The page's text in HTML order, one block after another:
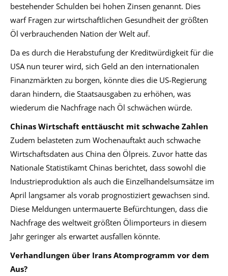
bestehender Schulden bei hohen Zinsen genannt. Dies
warf Fragen zur wirtschaftlichen Gesundheit der größten
Öl verbrauchenden Nation der Welt auf.
Da es durch die Herabstufung der Kreditwürdigkeit für die
USA nun teurer wird, sich Geld an den internationalen
Finanzmärkten zu borgen, könnte dies die US-Regierung
daran hindern, die Staatsausgaben zu erhöhen, was
wiederum die Nachfrage nach Öl schwächen würde.
Chinas Wirtschaft enttäuscht mit schwache Zahlen
Zudem belasteten zum Wochenauftakt auch schwache
Wirtschaftsdaten aus China den Ölpreis. Zuvor hatte das
Nationale Statistikamt Chinas berichtet, dass sowohl die
Industrieproduktion als auch die Einzelhandelsumsätze im
April langsamer als vorab prognostiziert gewachsen sind.
Diese Meldungen untermauerte Befürchtungen, dass die
Nachfrage des weltweit größten Ölimporteurs in diesem
Jahr geringer als erwartet ausfallen könnte.
Verhandlungen über Irans Atomprogramm vor dem
Aus?